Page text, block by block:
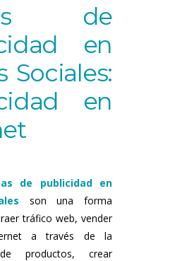
de
en
Sociales:
en
de publicidad en
son una forma
tráfico web, vender
a través de la
productos, crear